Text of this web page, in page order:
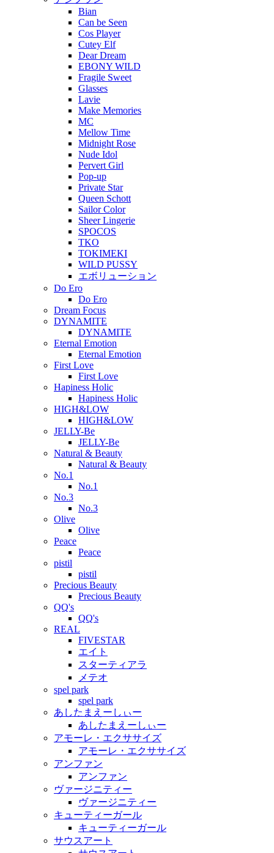
Bian
Can be Seen
Cos Player
Cutey Elf
Dear Dream
EBONY WILD
Fragile Sweet
Glasses
Lavie
Make Memories
MC
Mellow Time
Midnight Rose
Nude Idol
Pervert Girl
Pop-up
Private Star
Queen Schott
Sailor Color
Sheer Lingerie
SPOCOS
TKO
TOKIMEKI
WILD PUSSY
エボリューション
Do Ero
Do Ero
Dream Focus
DYNAMITE
DYNAMITE
Eternal Emotion
Eternal Emotion
First Love
First Love
Hapiness Holic
Hapiness Holic
HIGH&LOW
HIGH&LOW
JELLY-Be
JELLY-Be
Natural & Beauty
Natural & Beauty
No.1
No.1
No.3
No.3
Olive
Olive
Peace
Peace
pistil
pistil
Precious Beauty
Precious Beauty
QQ's
QQ's
REAL
FIVESTAR
エイト
スターティアラ
メテオ
spel park
spel park
あしたまえーしぃー
あしたまえーしぃー
アモーレ・エクササイズ
アモーレ・エクササイズ
アンファン
アンファン
ヴァージニティー
ヴァージニティー
キューティーガール
キューティーガール
サウスアート